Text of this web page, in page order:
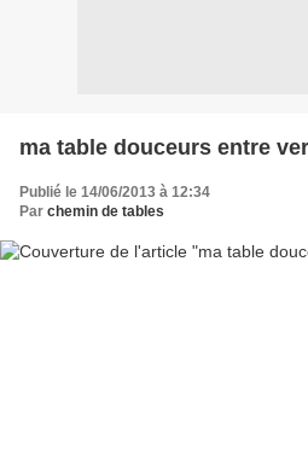
ma table douceurs entre
Publié le 14/06/2013 à 12:34
Par chemin de tables